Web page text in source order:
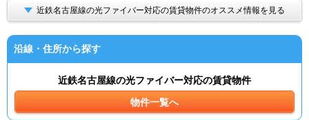
近鉄名古屋線の光ファイバー対応の賃貸物件のオススメ情報を見る
沿線・住所から探す
近鉄名古屋線の光ファイバー対応の賃貸物件
物件一覧へ